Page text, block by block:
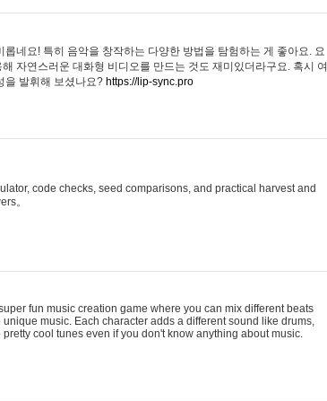
네요! 특히 음악을 창작하는 다양한 방법을 탐험하는 게 좋아요. 요
자연스러운 대화형 비디오를 만드는 것도 재미있더라구요. 혹시 여
을 발휘해 보셨나요? https://lip-sync.pro
code checks, seed comparisons, and practical harvest and
。
fun music creation game where you can mix different beats
music. Each character adds a different sound like drums,
cool tunes even if you don't know anything about music.